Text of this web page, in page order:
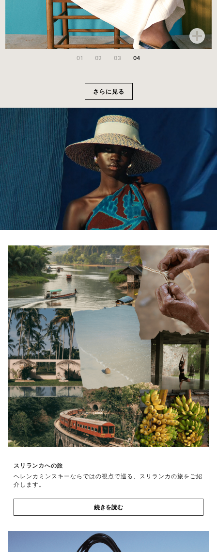
さらに見る
01 02 03 04
スリランカへの旅
ヘレンカミンスキーならではの視点で巡る、スリランカの旅をご紹
介します。
続きを読む